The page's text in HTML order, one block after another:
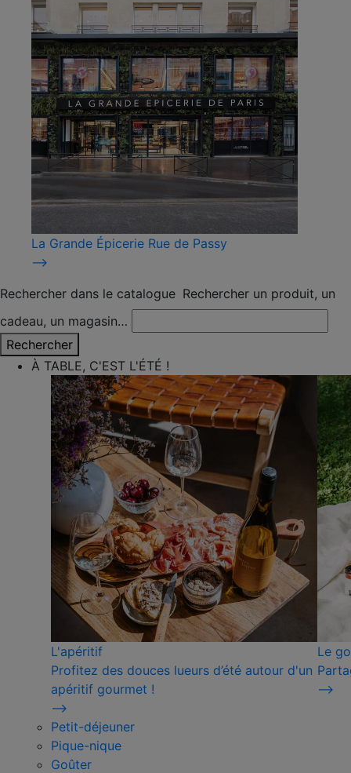
La Grande Épicerie Rue de Passy
⟶
Rechercher dans le catalogue Rechercher un produit, un
cadeau, un magasin…
Rechercher
À TABLE, C'EST L'ÉTÉ !
L'apéritif
Profitez des douces lueurs d’été autour d'un
apéritif gourmet !
⟶
Le
⟶
Petit-déjeuner
Pique-nique
Goûter